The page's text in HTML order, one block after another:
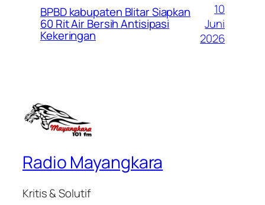
BPBD kabupaten Blitar Siapkan
60 Rit Air Bersih Antisipasi
Kekeringan
10
Juni
2026
Radio Mayangkara
Kritis & Solutif